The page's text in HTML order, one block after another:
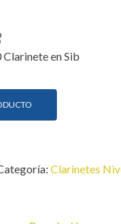
Clarinete en Sib
Clarinetes